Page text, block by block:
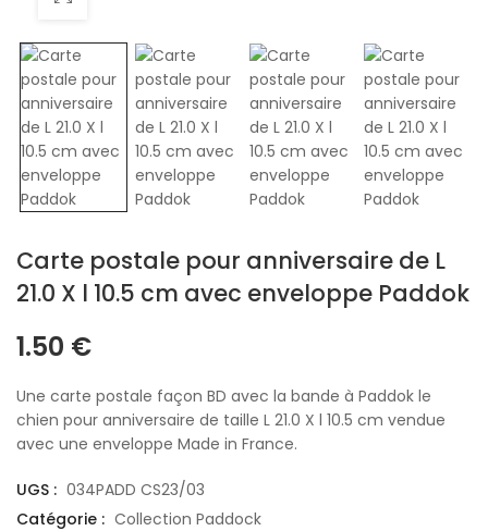
Carte postale pour anniversaire de L
21.0 X l 10.5 cm avec enveloppe Paddok
1.50 €
Une carte postale façon BD avec la bande à Paddok le
chien pour anniversaire de taille L 21.0 X l 10.5 cm vendue
avec une enveloppe Made in France.
UGS : 034PADD CS23/03
Catégorie : Collection Paddock